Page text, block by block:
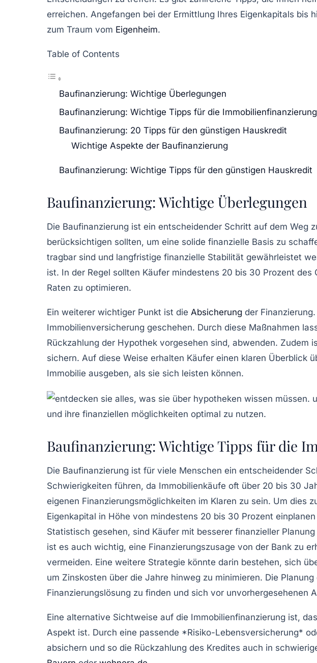
erreichen. Angefangen bei der Ermittlung Ihres Eigenkapitals bis
zum Traum vom Eigenheim.
Table of Contents
Baufinanzierung: Wichtige Überlegungen
Baufinanzierung: Wichtige Tipps für die Immobilienfinanzierung
Baufinanzierung: 20 Tipps für den günstigen Hauskredit
Wichtige Aspekte der Baufinanzierung
Baufinanzierung: Wichtige Tipps für den günstigen Hauskredit
Baufinanzierung: Wichtige Überlegungen
Die Baufinanzierung ist ein entscheidender Schritt auf dem Weg
berücksichtigen sollten, um eine solide finanzielle Basis zu
tragbar sind und langfristige finanzielle Stabilität gewährleistet
ist. In der Regel sollten Käufer mindestens 20 bis 30 Prozent des
Raten zu optimieren.
Ein weiterer wichtiger Punkt ist die Absicherung der Finanzierung
Immobilienversicherung geschehen. Durch diese Maßnahmen
Rückzahlung der Hypothek vorgesehen sind, abwenden. Zudem
sichern. Auf diese Weise erhalten Käufer einen klaren Überblick
Immobilie ausgeben, als sie sich leisten können.
Baufinanzierung: Wichtige Tipps für die
Die Baufinanzierung ist für viele Menschen ein entscheidender
Schwierigkeiten führen, da Immobilienkäufe oft über 20 bis 30
eigenen Finanzierungsmöglichkeiten im Klaren zu sein. Um dies
Eigenkapital in Höhe von mindestens 20 bis 30 Prozent
Statistisch gesehen, sind Käufer mit besserer finanzieller
ist es auch wichtig, eine Finanzierungszusage von der Bank zu
vermeiden. Eine weitere Strategie könnte darin bestehen, sich
um Zinskosten über die Jahre hinweg zu minimieren. Die Planung
Finanzierungslösung zu finden und sich vor unvorhergesehenen
Eine alternative Sichtweise auf die Immobilienfinanzierung ist,
Aspekt ist. Durch eine passende *Risiko-Lebensversicherung*
absichern und so die Rückzahlung des Kredites auch in